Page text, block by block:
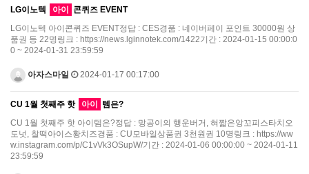
LG이노텍 아이 콘퀴즈 EVENT
LG이노텍 아이콘퀴즈 EVENT정답 : CES경품 : 네이버페이 포인트 30000원 상
품권 등 22명링크 : https://news.lginnotek.com/1422기간 : 2024-01-15 00:00:0
0 ~ 2024-01-31 23:59:59
아자스마일 2024-01-17 00:17:00
CU 1월 첫째주 핫 아이 템은?
CU 1월 첫째주 핫 아이템은?정답 : 망공이의 행운버거, 혀짧은앙꼬피스타치오
도넛, 찰떡아이스황치즈경품 : CU모바일상품권 3천원권 10명링크 : https://ww
w.instagram.com/p/C1vVk3OSupW/기간 : 2024-01-06 00:00:00 ~ 2024-01-11
23:59:59